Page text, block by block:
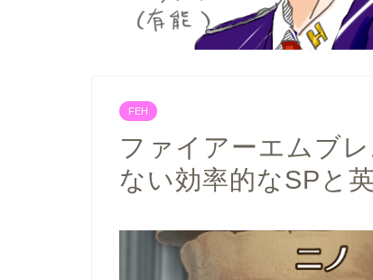
FEH
ファイアーエムブ
ない効率的なSPと